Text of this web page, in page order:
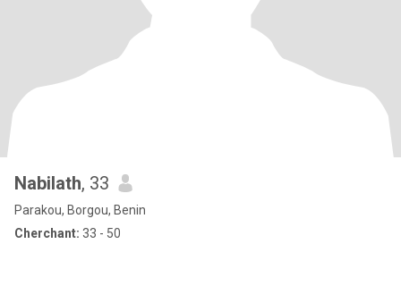
Nabilath, 33
Parakou, Borgou, Benin
Cherchant: 33 - 50